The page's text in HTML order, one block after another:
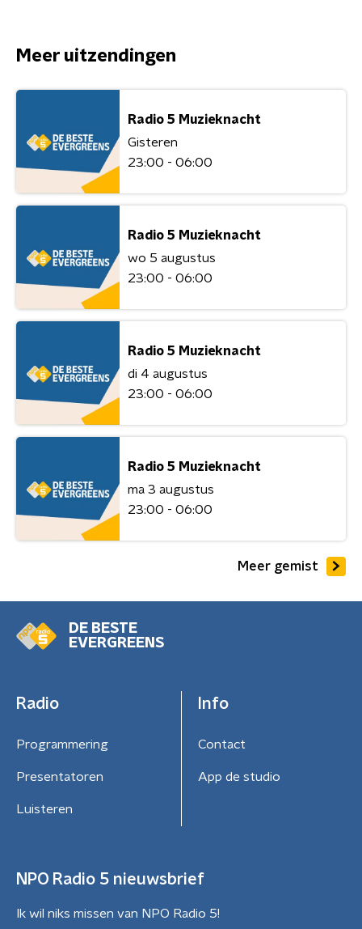
Meer uitzendingen
Radio 5 Muzieknacht
Gisteren
23:00 - 06:00
Radio 5 Muzieknacht
wo 5 augustus
23:00 - 06:00
Radio 5 Muzieknacht
di 4 augustus
23:00 - 06:00
Radio 5 Muzieknacht
ma 3 augustus
23:00 - 06:00
Meer gemist
DE BESTE
EVERGREENS
Radio
Programmering
Presentatoren
Luisteren
Info
Contact
App de studio
NPO Radio 5 nieuwsbrief
Ik wil niks missen van NPO Radio 5!